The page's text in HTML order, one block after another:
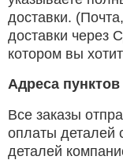
доставки.
доставки через
котором вы
Адреса
Все заказы
оплаты деталей
деталей